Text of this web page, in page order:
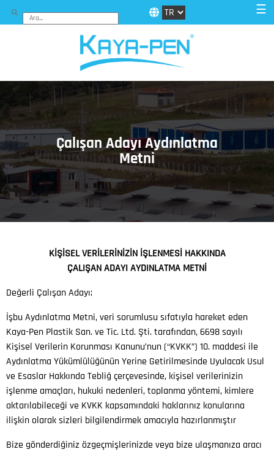
☰
Çalışan Adayı Aydınlatma
Metni
KİŞİSEL VERİLERİNİZİN İŞLENMESİ HAKKINDA
ÇALIŞAN ADAYI AYDINLATMA METNİ
Değerli Çalışan Adayı;
İşbu Aydınlatma Metni, veri sorumlusu sıfatıyla hareket eden
Kaya-Pen Plastik San. ve Tic. Ltd. Şti. tarafından, 6698 sayılı
Kişisel Verilerin Korunması Kanunu’nun (“KVKK”) 10. maddesi ile
Aydınlatma Yükümlülüğünün Yerine Getirilmesinde Uyulacak Usul
ve Esaslar Hakkında Tebliğ çerçevesinde, kişisel verilerinizin
işlenme amaçları, hukuki nedenleri, toplanma yöntemi, kimlere
aktarılabileceği ve KVKK kapsamındaki haklarınız konularına
ilişkin olarak sizleri bilgilendirmek amacıyla hazırlanmıştır
Bize gönderdiğiniz özgeçmişlerinizde veya bize ulaşmanıza aracı